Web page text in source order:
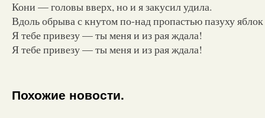
Кони — головы вверх, но и я закусил удила.
Вдоль обрыва с кнутом по-над пропастью пазуху яблок
Я тебе привезу — ты меня и из рая ждала!
Я тебе привезу — ты меня и из рая ждала!
Похожие новости.